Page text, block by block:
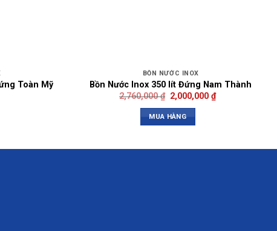
Toàn Mỹ
BỒN NƯỚC INOX
Bồn Nước Inox 350 lít Đứng Nam Thành
2,760,000₫ 2,000,000₫
MUA HÀNG